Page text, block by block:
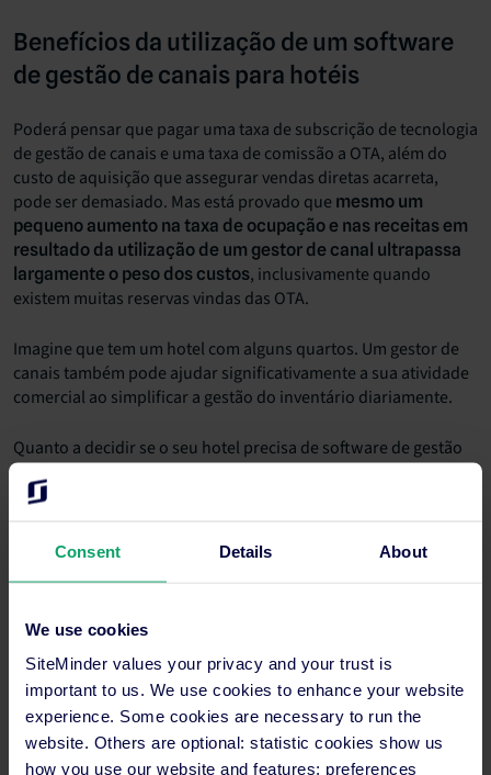
Consent Details About
We use cookies
SiteMinder values your privacy and your trust is
important to us. We use cookies to enhance your website
experience. Some cookies are necessary to run the
website. Others are optional: statistic cookies show us
how you use our website and features; preferences
Benefícios da utilização de um software
de gestão de canais para hotéis
Poderá pensar que pagar uma taxa de subscrição de tecnologia
de gestão de canais e uma taxa de comissão a OTA, além do
custo de aquisição que assegurar vendas diretas acarreta,
pode ser demasiado. Mas está provado que mesmo um
pequeno aumento na taxa de ocupação e nas receitas em
resultado da utilização de um gestor de canal ultrapassa
largamente o peso dos custos, inclusivamente quando
existem muitas reservas vindas das OTA.
Imagine que tem um hotel com alguns quartos. Um gestor de
canais também pode ajudar significativamente a sua atividade
comercial ao simplificar a gestão do inventário diariamente.
Quanto a decidir se o seu hotel precisa de software de gestão
de canais, pergunte-se se estes resultados são importantes
para a sua empresa:
Deixar de perder tempo em várias extranets
Perder muito menos tempo a atualizar as
informações de inventário
Sem erro humano na introdução ou no ajuste de
tarifas e disponibilidade
Aumentar a visibilidade global e o reconhecimento
da marca